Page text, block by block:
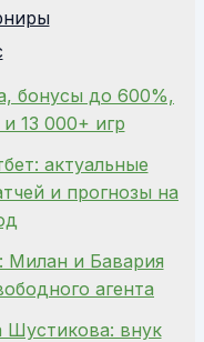
бонусы до 600%,
13 000+ игр
актуальные
и прогнозы на
Милан и Бавария
агента
Шустикова: внук